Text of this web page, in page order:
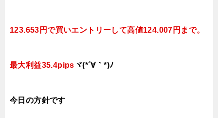
123.653円で買いエントリーして高値124.007円まで。
最大利益35.4pips ヾ(*´∀｀*)ﾉ
今日 の方針です